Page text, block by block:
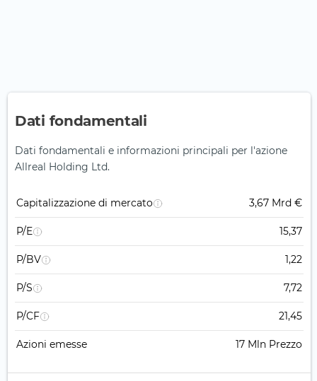
Dati fondamentali
Dati fondamentali e informazioni principali per l'azione
Allreal Holding Ltd.
Capitalizzazione di mercato 3,67 Mrd €
P/E 15,37
P/BV 1,22
P/S 7,72
P/CF 21,45
Azioni emesse 17 Mln Prezzo